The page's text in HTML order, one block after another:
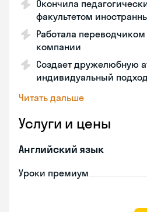
Окончила
факультетом
Работала
компании
Создает дружелюбную
индивидуальный
Читать дальше
Услуги и цены
Английский язык
Уроки премиум